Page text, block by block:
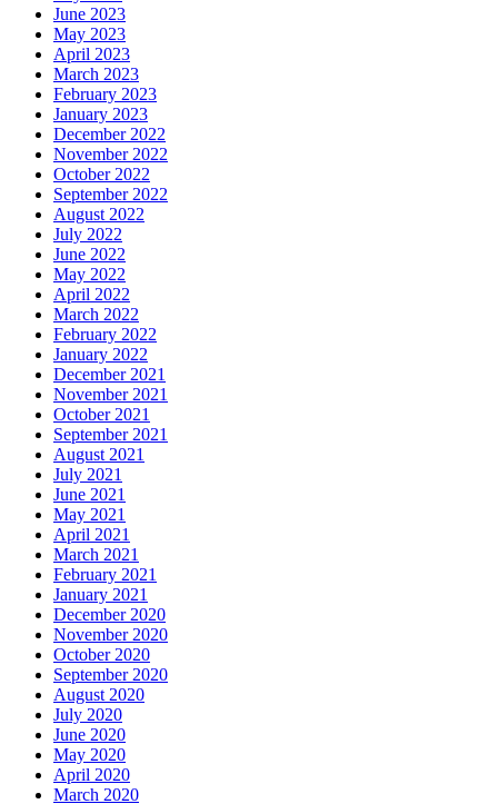
June 2023
May 2023
April 2023
March 2023
February 2023
January 2023
December 2022
November 2022
October 2022
September 2022
August 2022
July 2022
June 2022
May 2022
April 2022
March 2022
February 2022
January 2022
December 2021
November 2021
October 2021
September 2021
August 2021
July 2021
June 2021
May 2021
April 2021
March 2021
February 2021
January 2021
December 2020
November 2020
October 2020
September 2020
August 2020
July 2020
June 2020
May 2020
April 2020
March 2020